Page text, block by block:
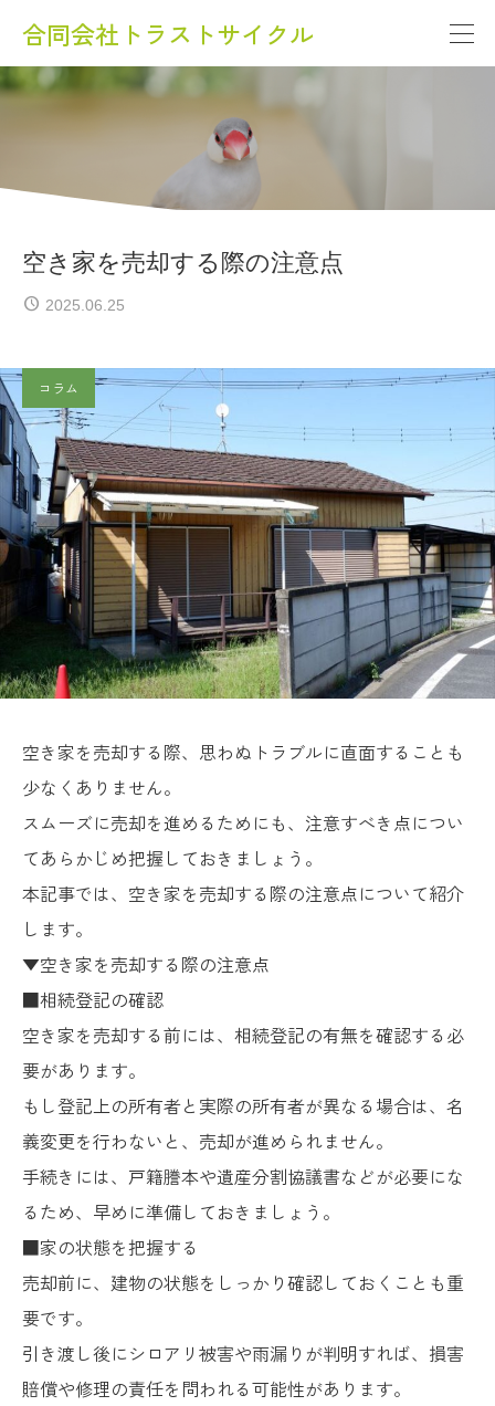
合同会社トラストサイクル
空き家を売却する際の注意点
2025.06.25
コラム
空き家を売却する際、思わぬトラブルに直面することも
少なくありません。
スムーズに売却を進めるためにも、注意すべき点につい
てあらかじめ把握しておきましょう。
本記事では、空き家を売却する際の注意点について紹介
します。
▼空き家を売却する際の注意点
■相続登記の確認
空き家を売却する前には、相続登記の有無を確認する必
要があります。
もし登記上の所有者と実際の所有者が異なる場合は、名
義変更を行わないと、売却が進められません。
手続きには、戸籍謄本や遺産分割協議書などが必要にな
るため、早めに準備しておきましょう。
■家の状態を把握する
売却前に、建物の状態をしっかり確認しておくことも重
要です。
引き渡し後にシロアリ被害や雨漏りが判明すれば、損害
賠償や修理の責任を問われる可能性があります。